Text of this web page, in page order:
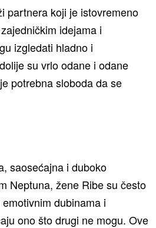
partnera koji je istovremeno
idejama i
izgledati hladno i
su vrlo odane i odane
potrebna sloboda da se
saosećajna i duboko
Neptuna, žene Ribe su često
dubinama i
ono što drugi ne mogu. Ove